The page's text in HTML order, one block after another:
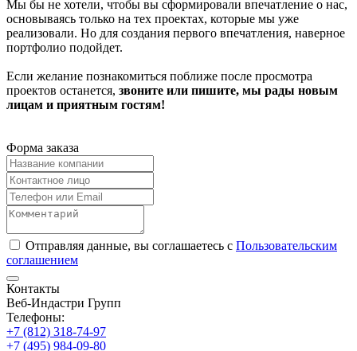
Мы бы не хотели, чтобы вы сформировали впечатление о нас,
основываясь только на тех проектах, которые мы уже
реализовали. Но для создания первого впечатления, наверное
портфолио подойдет.
Если желание познакомиться поближе после просмотра
проектов останется, звоните или пишите, мы рады новым
лицам и приятным гостям!
Форма заказа
Отправляя данные, вы соглашаетесь с Пользовательским
соглашением
Контакты
Веб-Индастри Групп
Телефоны:
+7 (812) 318-74-97
+7 (495) 984-09-80